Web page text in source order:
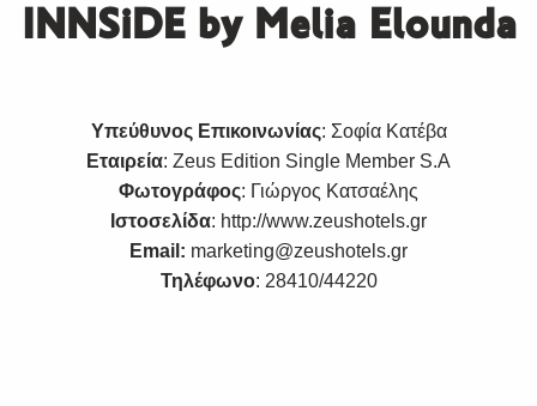
ΙΝΝSiDE by Melia Elounda
Υπεύθυνος Επικοινωνίας: Σοφία Κατέβα
Εταιρεία: Zeus Edition Single Member S.A
Φωτογράφος: Γιώργος Κατσαέλης
Ιστοσελίδα: http://www.zeushotels.gr
Email: marketing@zeushotels.gr
Τηλέφωνο: 28410/44220